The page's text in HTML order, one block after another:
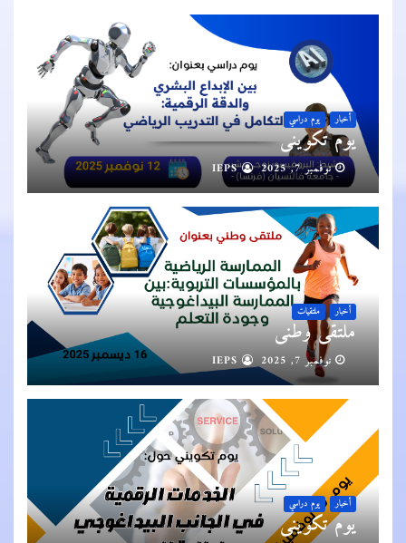
أخبار يوم دراسي
يوم تكويني
نوفمبر 7, 2025 IEPS
أخبار ملتقيات
ملتقى وطني
نوفمبر 7, 2025
أخبار يوم دراسي
يوم تكويني